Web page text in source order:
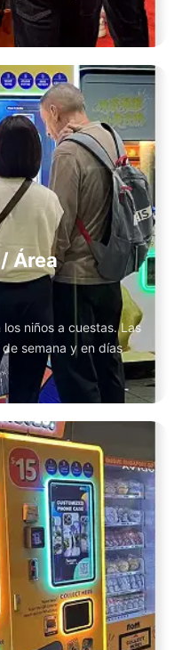
Área
niños a cuestas. Las
semana y en días